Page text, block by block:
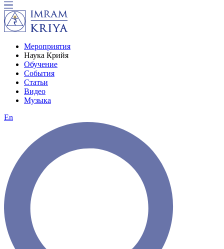
Мероприятия
Наука Крийя
Обучение
События
Статьи
Видео
Музыка
En